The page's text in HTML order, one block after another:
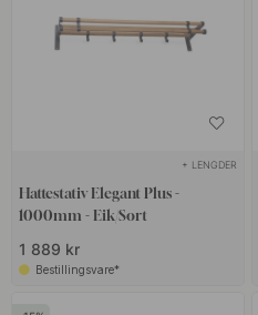
+ LENGDER
Hattestativ Elegant Plus -
1000mm - Eik/Sort
1 889 kr
Bestillingsvare*